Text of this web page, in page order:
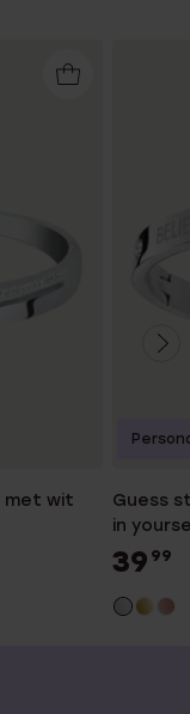
met wit
Guess
in
39 99